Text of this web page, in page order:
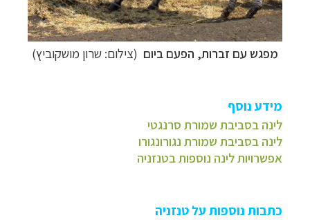
מפגש עם זברות, הפעם ביום (צילום: שרון מושקוביץ)
מידע נוסף
לינה בסביבת שמורת סרנגטי
לינה בסביבת שמורת נגורונגורו
אפשרויות לינה נוספות בטנזניה
כתבות נוספות על טנזניה